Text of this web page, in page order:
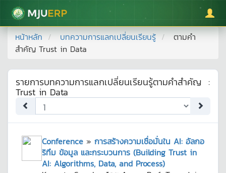
มหาวิทยาลัยแม่โจ้
หน้าหลัก บทความการแลกเปลี่ยนเรียนรู้
ตามคำ
สำคัญ Trust in Data
รายการบทความการแลกเปลี่ยนเรียนรู้ตามคำสำคัญ :
Trust in Data
Conference » การสร้างความเชื่อมั่นใน AI: อัลกอ
ริทึม ข้อมูล และกระบวนการ (Building Trust in
AI: Algorithms, Data, and Process)